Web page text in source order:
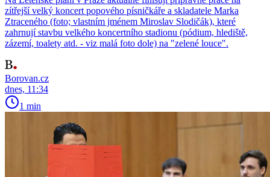
zítřejší velký koncert popového písničkáře a skladatele Marka
Ztraceného (foto; vlastním jménem Miroslav Slodičák), které
zahrnují stavbu velkého koncertního stadionu (pódium, hlediště,
zázemí, toalety atd. - viz malá foto dole) na "zelené louce".
Borovan.cz
dnes, 11:34
1 min